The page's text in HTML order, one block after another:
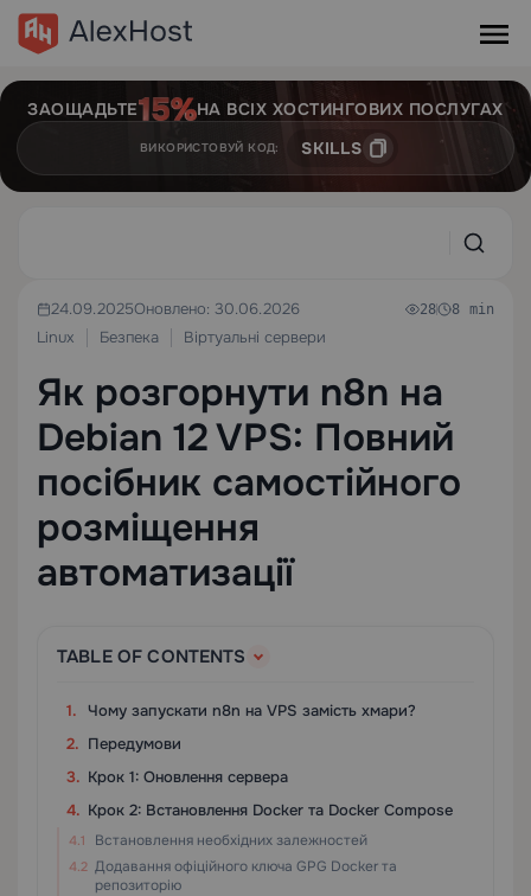
ЗАОЩАДЬТЕ НА ВСІХ ХОСТИНГОВИХ ПОСЛУГАХ
ВИКОРИСТОВУЙ КОД: SKILLS
24.09.2025Оновлено: 30.06.2026
Linux
Безпека Віртуальні сервери
28 8 min
Як розгорнути n8n на
Debian 12 VPS: Повний
посібник самостійного
розміщення
автоматизації
TABLE OF CONTENTS
Чому запускати n8n на VPS замість хмари?
Передумови
Крок 1: Оновлення сервера
Крок 2: Встановлення Docker та Docker Compose
Встановлення необхідних залежностей
Додавання офіційного ключа GPG Docker та
репозиторію